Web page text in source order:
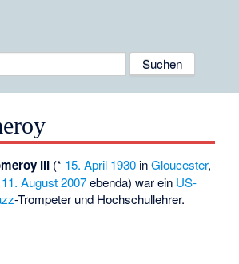
III (* 15. April 1930 inGloucester,
11. August 2007ebenda) war ein US-
-Trompeter und Hochschullehrer.